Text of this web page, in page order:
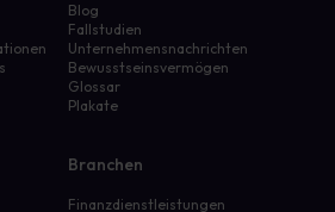
Blog
Fallstudien
Unternehmensnachrichten
Bewusstseinsvermögen
Glossar
Plakate
Branchen
Finanzdienstleistungen